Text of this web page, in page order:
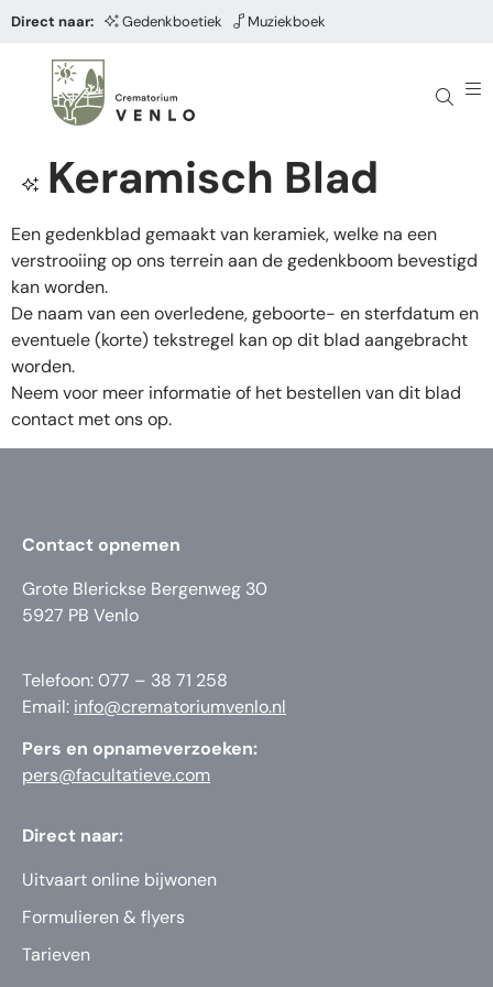
Direct naar: Gedenkboetiek Muziekboek
Keramisch Blad
Een gedenkblad gemaakt van keramiek, welke na een
verstrooiing op ons terrein aan de gedenkboom bevestigd
kan worden.
De naam van een overledene, geboorte- en sterfdatum en
eventuele (korte) tekstregel kan op dit blad aangebracht
worden.
Neem voor meer informatie of het bestellen van dit blad
contact met ons op.
Contact opnemen
Grote Blerickse Bergenweg 30
5927 PB Venlo
Telefoon: 077 – 38 71 258
Email: info@crematoriumvenlo.nl
Pers en opnameverzoeken:
pers@facultatieve.com
Direct naar:
Uitvaart online bijwonen
Formulieren & flyers
Tarieven